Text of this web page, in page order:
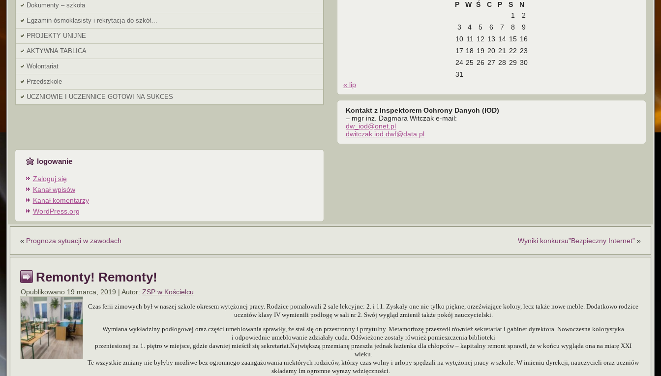
Dokumenty – szkoła
Egzamin ósmoklasisty i rekrytacja do szkół…
PROJEKTY UNIJNE
AKTYWNA TABLICA
Wolontariat
Przedszkole
UCZNIOWIE I UCZENNICE GOTOWI NA SUKCES
P
W Ś C P S
N
1
2
3
4 5 6 7 8
9
10 11 12 13 14 15 16
17 18 19 20 21 22 23
24 25 26 27 28 29 30
31
« lip
Kontakt z Inspektorem Ochrony Danych (IOD)
– mgr inż. Dagmara Witczak e-mail:
dw_iod@onet.pl
dwitczak.iod.dwf@data.pl
logowanie
Zaloguj się
Kanał wpisów
Kanał komentarzy
WordPress.org
« Prognoza sytuacji w zawodach Wyniki konkursu”Bezpieczny Internet”»
Remonty! Remonty!
Opublikowano 19 marca, 2019 |Autor: ZSP w Kościelcu
Czas ferii zimowych był w naszej szkole okresem wytężonej pracy. Rodzice pomalowali 2 sale lekcyjne: 2. i 11. Zyskały one nie tylko piękne, orzeźwiające kolory, lecz także nowe meble. Dodatkowo rodzice
uczniów klasy IV wymienili podłogę w sali nr 2. Swój wygląd zmienił także pokój nauczycielski.
Wymiana wykładziny podłogowej oraz części umeblowania sprawiły, że stał się on przestronny i przytulny. Metamorfozę przeszedł również sekretariat i gabinet dyrektora. Nowoczesna kolorystyka
i odpowiednie umeblowanie zdziałały cuda. Odświeżone zostały również pomieszczenia biblioteki
przeniesionej na 1. piętro w miejsce, gdzie dawniej mieścił się sekretariat.Największą przemianę przeszła jednak łazienka dla chłopców – kapitalny remont sprawił, że w końcu wygląda ona na miarę XXI
wieku.
Te wszystkie zmiany nie byłyby możliwe bez ogromnego zaangażowania niektórych rodziców, którzy czas wolny i urlopy spędzali na wytężonej pracy w szkole. W imieniu dyrekcji, nauczycieli oraz uczniów
składamy Im ogromne wyrazy wdzięczności.